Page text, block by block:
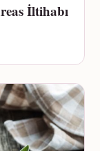
İltihabı